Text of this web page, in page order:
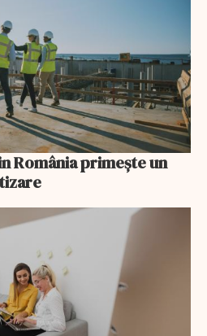
România primește un